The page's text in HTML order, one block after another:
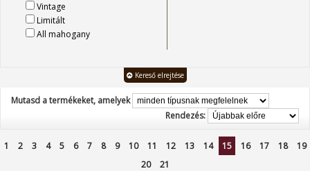
Vintage
Limitált
All mahogany
Kereső elrejtése
Mutasd a termékeket, amelyek
Rendezés:
1 2 3 4 5 6 7 8 9 10 11 12 13 14 15 16 17 18
19
20
21